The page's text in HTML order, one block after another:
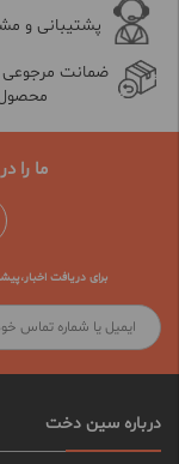
پشتیبانی و
ضمانت
ما را
برای دریافت
درباره سین دخت